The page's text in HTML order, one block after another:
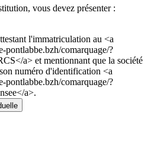
vous devez présenter :
l'immatriculation au <a
pontlabbe.bzh/comarquage/?
a> et mentionnant que la société
numéro d'identification <a
pontlabbe.bzh/comarquage/?
a>.